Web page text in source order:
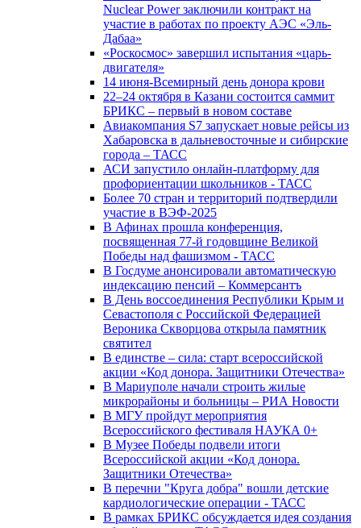
Nuclear Power заключили контракт на
участие в работах по проекту АЭС «Эль-
Дабаа»
«Роскосмос» завершил испытания «царь-
двигателя»
14 июня-Всемирный день донора крови
22–24 октября в Казани состоится саммит
БРИКС – первый в новом составе
Авиакомпания S7 запускает новые рейсы из
Хабаровска в дальневосточные и сибирские
города – ТАСС
АСИ запустило онлайн-платформу для
профориентации школьников - ТАСС
Более 70 стран и территорий подтвердили
участие в ВЭФ-2025
В Афинах прошла конференция,
посвященная 77-й годовщине Великой
Победы над фашизмом - ТАСС
В Госдуме анонсировали автоматическую
индексацию пенсий – Коммерсантъ
В День воссоединения Республики Крым и
Севастополя с Российской Федерацией
Вероника Скворцова открыла памятник
святител
В единстве – сила: старт всероссийской
акции «Код донора. Защитники Отечества»
В Мариуполе начали строить жилые
микрорайоны и больницы – РИА Новости
В МГУ пройдут мероприятия
Всероссийского фестиваля НАУКА 0+
В Музее Победы подвели итоги
Всероссийской акции «Код донора.
Защитники Отечества»
В перечни "Круга добра" вошли детские
кардиологические операции - ТАСС
В рамках БРИКС обсуждается идея создания